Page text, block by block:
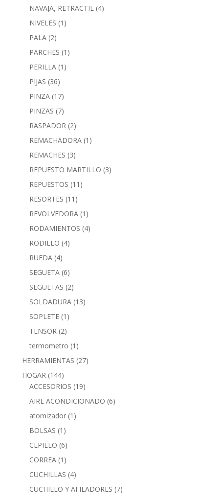
NAVAJA, RETRACTIL (4)
NIVELES (1)
PALA (2)
PARCHES (1)
PERILLA (1)
PIJAS (36)
PINZA (17)
PINZAS (7)
RASPADOR (2)
REMACHADORA (1)
REMACHES (3)
REPUESTO MARTILLO (3)
REPUESTOS (11)
RESORTES (11)
REVOLVEDORA (1)
RODAMIENTOS (4)
RODILLO (4)
RUEDA (4)
SEGUETA (6)
SEGUETAS (2)
SOLDADURA (13)
SOPLETE (1)
TENSOR (2)
termometro (1)
HERRAMIENTAS (27)
HOGAR (144)
ACCESORIOS (19)
AIRE ACONDICIONADO (6)
atomizador (1)
BOLSAS (1)
CEPILLO (6)
CORREA (1)
CUCHILLAS (4)
CUCHILLO Y AFILADORES (7)